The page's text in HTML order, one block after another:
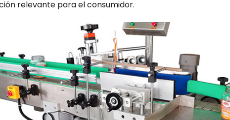
relevante para el consumidor.